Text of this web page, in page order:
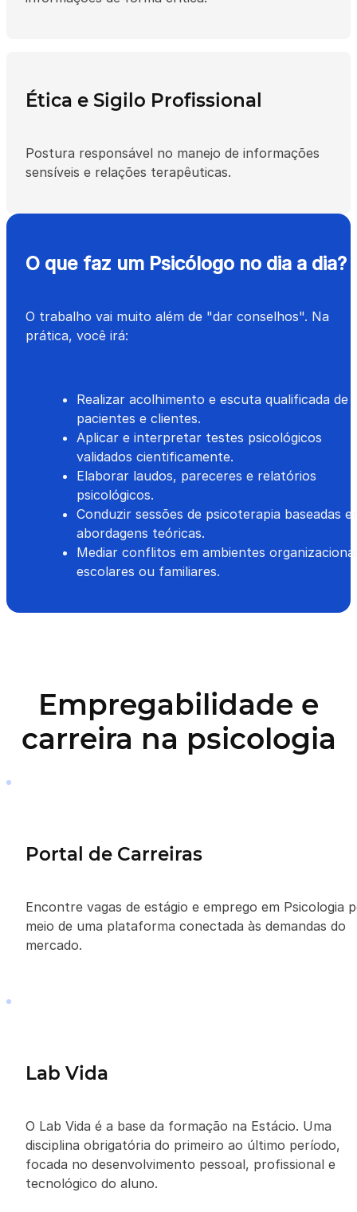
Ética e Sigilo Profissional
Postura responsável no manejo de informações
sensíveis e relações terapêuticas.
O que faz um Psicólogo no dia a dia?
O trabalho vai muito além de "dar conselhos". Na
prática, você irá:
Realizar acolhimento e escuta qualificada de
pacientes e clientes.
Aplicar e interpretar testes psicológicos
validados cientificamente.
Elaborar laudos, pareceres e relatórios
psicológicos.
Conduzir sessões de psicoterapia baseadas
abordagens teóricas.
Mediar conflitos em ambientes
escolares ou familiares.
Empregabilidade e
carreira na psicologia
Portal de Carreiras
Encontre vagas de estágio e emprego em Psicologia
meio de uma plataforma conectada às demandas do
mercado.
Lab Vida
O Lab Vida é a base da formação na Estácio. Uma
disciplina obrigatória do primeiro ao último período,
focada no desenvolvimento pessoal, profissional e
tecnológico do aluno.